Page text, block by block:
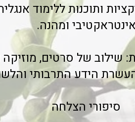
ותוכנות ללימוד
אינטראקטיבי ומהנה.
שילוב של סרטים,
הידע התרבותי
סיפורי הצלחה